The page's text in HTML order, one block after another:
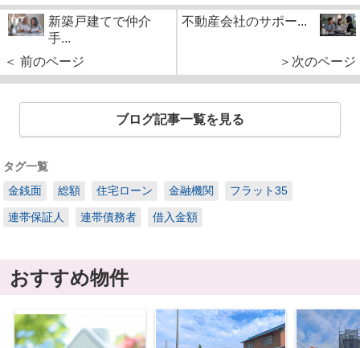
新築戸建てで仲介
手...
＜ 前のページ
不動産会社のサポー...
＞次のページ
ブログ記事一覧を見る
タグ一覧
金銭面
総額 住宅ローン 金融機関 フラット35
連帯保証人 連帯債務者 借入金額
おすすめ物件